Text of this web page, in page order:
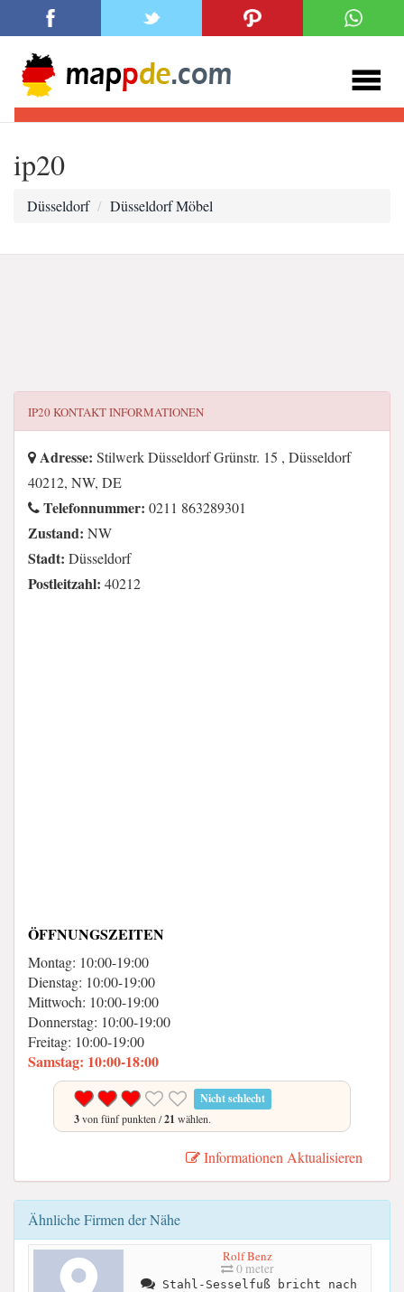
ip20
Düsseldorf Düsseldorf Möbel
IP20KONTAKT INFORMATIONEN
Adresse: Stilwerk Düsseldorf Grünstr. 15 , Düsseldorf
40212, NW, DE
Telefonnummer: 0211 863289301
Zustand: NW
Stadt: Düsseldorf
Postleitzahl: 40212
ÖFFNUNGSZEITEN
Montag: 10:00-19:00
Dienstag: 10:00-19:00
Mittwoch: 10:00-19:00
Donnerstag: 10:00-19:00
Freitag: 10:00-19:00
Samstag: 10:00-18:00
Nicht schlecht
3von fünf punkten /21 wählen.
Informationen Aktualisieren
Ähnliche Firmen der Nähe
Rolf Benz
0 meter
Stahl-Sesselfuß bricht nach